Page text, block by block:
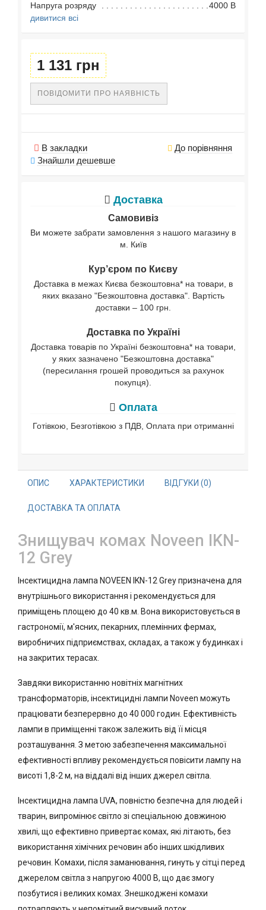
Напруга розряду
4000 В
дивитися всі
1 131 грн
ПОВІДОМИТИ ПРО НАЯВНІСТЬ
В закладки
До порівняння
Знайшли дешевше
Доставка
Самовивіз
Ви можете забрати замовлення з нашого магазину в
м. Київ
Кур’єром по Києву
Доставка в межах Києва безкоштовна* на товари, в
яких вказано "Безкоштовна доставка". Вартість
доставки – 100 грн.
Доставка по Україні
Доставка товарів по Україні безкоштовна* на товари,
у яких зазначено "Безкоштовна доставка"
(пересилання грошей проводиться за рахунок
покупця).
Оплата
Готівкою, Безготівкою з ПДВ, Оплата при отриманні
ОПИС ХАРАКТЕРИСТИКИ ВІДГУКИ (0)
ДОСТАВКА ТА ОПЛАТА
Знищувач комах Noveen IKN-
12 Grey
Інсектицидна лампа NOVEEN IKN-12 Grey призначена для
внутрішнього використання і рекомендується для
приміщень площею до 40 кв.м. Вона використовується в
гастрономії, м'ясних, пекарних, племінних фермах,
виробничих підприємствах, складах, а також у будинках і
на закритих терасах.
Завдяки використанню новітніх магнітних
трансформаторів, інсектицидні лампи Noveen можуть
працювати безперервно до 40 000 годин. Ефективність
лампи в приміщенні також залежить від її місця
розташування. З метою забезпечення максимальної
ефективності впливу рекомендується повісити лампу на
висоті 1,8-2 м, на віддалі від інших джерел світла.
Інсектицидна лампа UVA, повністю безпечна для людей і
тварин, випромінює світло зі спеціальною довжиною
хвилі, що ефективно привертає комах, які літають, без
використання хімічних речовин або інших шкідливих
речовин. Комахи, після заманювання, гинуть у сітці перед
джерелом світла з напругою 4000 В, що дає змогу
позбутися і великих комах. Знешкоджені комахи